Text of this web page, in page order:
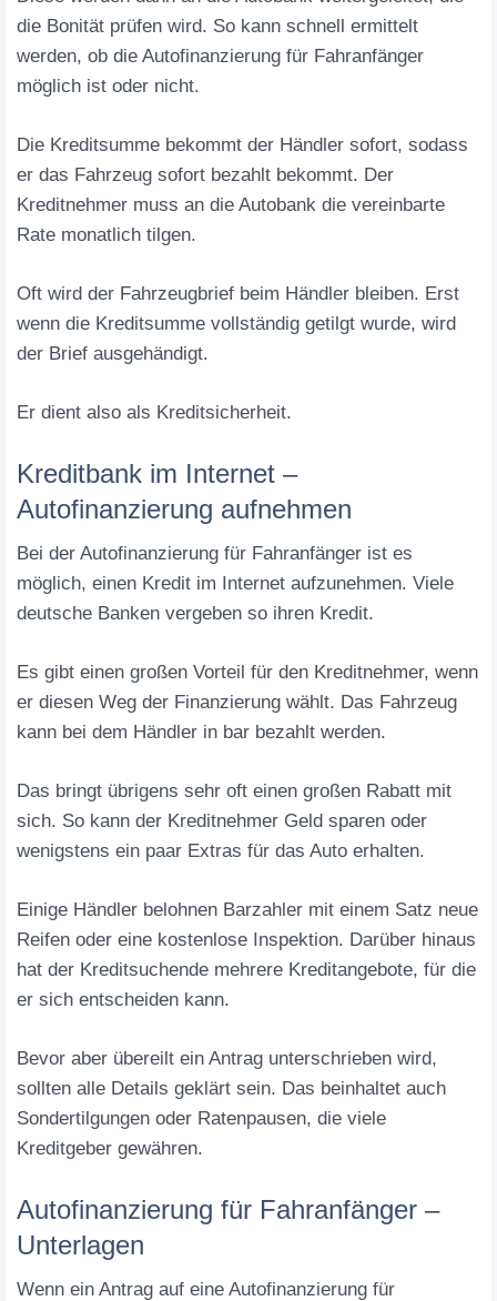
die Bonität prüfen wird. So kann schnell ermittelt
werden, ob die Autofinanzierung für Fahranfänger
möglich ist oder nicht.
Die Kreditsumme bekommt der Händler sofort, sodass
er das Fahrzeug sofort bezahlt bekommt. Der
Kreditnehmer muss an die Autobank die vereinbarte
Rate monatlich tilgen.
Oft wird der Fahrzeugbrief beim Händler bleiben. Erst
wenn die Kreditsumme vollständig getilgt wurde, wird
der Brief ausgehändigt.
Er dient also als Kreditsicherheit.
Kreditbank im Internet –
Autofinanzierung aufnehmen
Bei der Autofinanzierung für Fahranfänger ist es
möglich, einen Kredit im Internet aufzunehmen. Viele
deutsche Banken vergeben so ihren Kredit.
Es gibt einen großen Vorteil für den Kreditnehmer, wenn
er diesen Weg der Finanzierung wählt. Das Fahrzeug
kann bei dem Händler in bar bezahlt werden.
Das bringt übrigens sehr oft einen großen Rabatt mit
sich. So kann der Kreditnehmer Geld sparen oder
wenigstens ein paar Extras für das Auto erhalten.
Einige Händler belohnen Barzahler mit einem Satz neue
Reifen oder eine kostenlose Inspektion. Darüber hinaus
hat der Kreditsuchende mehrere Kreditangebote, für die
er sich entscheiden kann.
Bevor aber übereilt ein Antrag unterschrieben wird,
sollten alle Details geklärt sein. Das beinhaltet auch
Sondertilgungen oder Ratenpausen, die viele
Kreditgeber gewähren.
Autofinanzierung für Fahranfänger –
Unterlagen
Wenn ein Antrag auf eine Autofinanzierung für